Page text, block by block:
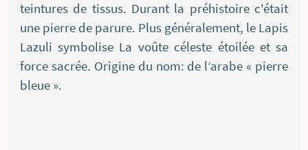
teintures de tissus. Durant la préhistoire c'était
une pierre de parure. Plus généralement, le Lapis
Lazuli symbolise La voûte céleste étoilée et sa
force sacrée. Origine du nom: de l’arabe « pierre
bleue ».